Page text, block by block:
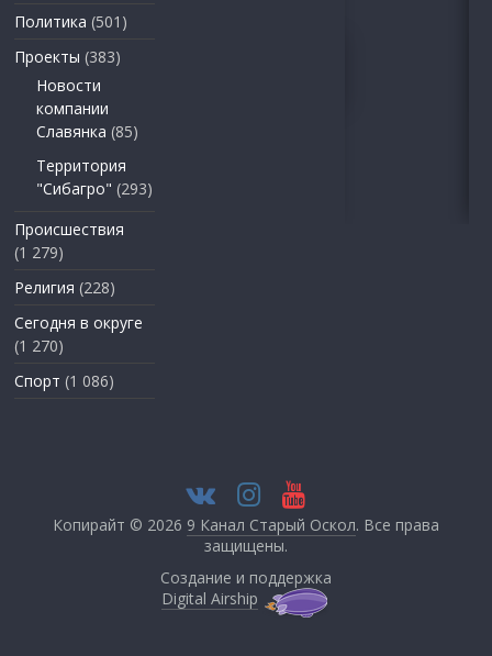
Политика (501)
Проекты (383)
Новости
компании
Славянка (85)
Территория
"Сибагро" (293)
Происшествия
(1 279)
Религия (228)
Сегодня в округе
(1 270)
Спорт (1 086)
Копирайт © 2026 9 Канал Старый Оскол. Все права
защищены.
Создание и поддержка
Digital Airship